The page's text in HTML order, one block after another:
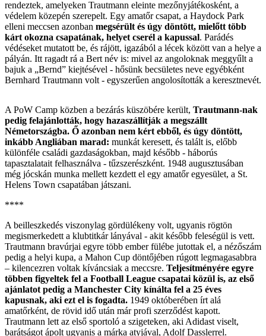
rendeztek, amelyeken Trautmann eleinte mezőnyjátékosként, a
védelem közepén szerepelt. Egy amatőr csapat, a Haydock Park
elleni meccsen azonban megsérült és úgy döntött, mielőtt több
kárt okozna csapatának, helyet cserél a kapussal. Parádés
védéseket mutatott be, és rájött, igazából a lécek között van a helye a
pályán. Itt ragadt rá a Bert név is: mivel az angoloknak meggyűlt a
bajuk a „Bernd” kiejtésével - hősünk becsületes neve egyébként
Bernhard Trautmann volt - egyszerűen angolosították a keresztnevét.
A PoW Camp közben a bezárás küszöbére került, Trautmann-nak
pedig felajánlották, hogy hazaszállítják a megszállt
Németországba. Ő azonban nem kért ebből, és úgy döntött,
inkább Angliában marad: munkát keresett, és talált is, előbb
különféle családi gazdaságokban, majd később - háborús
tapasztalatait felhasználva - tűzszerészként. 1948 augusztusában
még jócskán munka mellett kezdett el egy amatőr egyesület, a St.
Helens Town csapatában játszani.
****
A beilleszkedés viszonylag gördülékeny volt, ugyanis rögtön
megismerkedett a klubtitkár lányával - akit később feleségül is vett.
Trautmann bravúrjai egyre több ember fülébe jutottak el, a nézőszám
pedig a helyi kupa, a Mahon Cup döntőjében rúgott legmagasabbra
– kilencezren voltak kíváncsiak a meccsre. Teljesítményére egyre
többen figyeltek fel a Football League csapatai közül is, az első
ajánlatot pedig a Manchester City kínálta fel a 25 éves
kapusnak, aki ezt el is fogadta. 1949 októberében írt alá
amatőrként, de rövid idő után már profi szerződést kapott.
Trautmann lett az első sportoló a szigeteken, aki Adidast viselt,
barátságot ápolt ugyanis a márka atyjával, Adolf Dasslerrel.